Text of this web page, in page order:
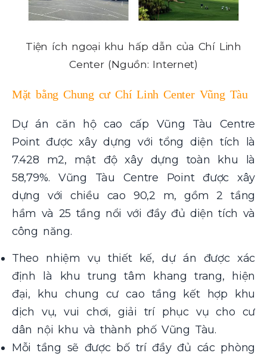
Tiện ích ngoại khu hấp dẫn của Chí Linh
Center (Nguồn: Internet)
Mặt bằng Chung cư Chí Linh Center Vũng Tàu
Dự án căn hộ cao cấp Vũng Tàu Centre
Point được xây dựng với tổng diện tích là
7.428 m2, mật độ xây dựng toàn khu là
58,79%. Vũng Tàu Centre Point được xây
dựng với chiều cao 90,2 m, gồm 2 tầng
hầm và 25 tầng nổi với đầy đủ diện tích và
công năng.
Theo nhiệm vụ thiết kế, dự án được xác
định là khu trung tâm khang trang, hiện
đại, khu chung cư cao tầng kết hợp khu
dịch vụ, vui chơi, giải trí phục vụ cho cư
dân nội khu và thành phố Vũng Tàu.
Mỗi tầng sẽ được bố trí đầy đủ các phòng